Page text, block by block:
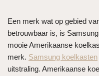
Een merk wat op gebied
betrouwbaar is, is
mooie Amerikaanse
merk. Samsung koelkasten
uitstraling. Amerikaanse